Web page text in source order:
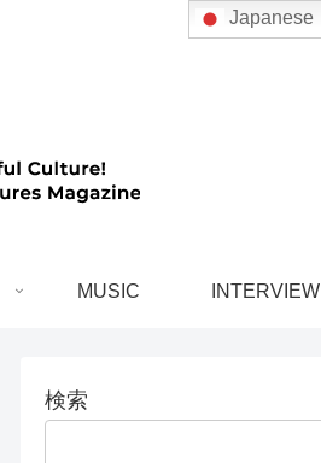
MUSIC INTERVIEW
検索
Japanese